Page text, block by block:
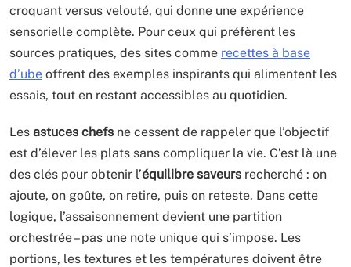
croquant versus velouté, qui donne une expérience
sensorielle complète. Pour ceux qui préfèrent les
sources pratiques, des sites comme recettes à base
d’ube offrent des exemples inspirants qui alimentent les
essais, tout en restant accessibles au quotidien.
Les astuces chefs ne cessent de rappeler que l’objectif
est d’élever les plats sans compliquer la vie. C’est là une
des clés pour obtenir l’équilibre saveurs recherché : on
ajoute, on goûte, on retire, puis on reteste. Dans cette
logique, l’assaisonnement devient une partition
orchestrée – pas une note unique qui s’impose. Les
portions, les textures et les températures doivent être